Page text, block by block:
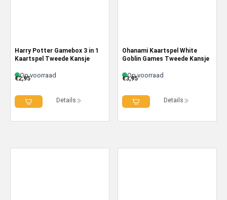
Harry Potter Gamebox 3 in 1
Kaartspel Tweede Kansje
Op voorraad
€2,95
Details
Ohanami Kaartspel White
Goblin Games Tweede Kansje
Op voorraad
€3,95
Details